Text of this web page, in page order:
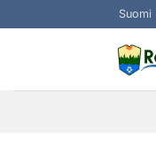
to
Suomi